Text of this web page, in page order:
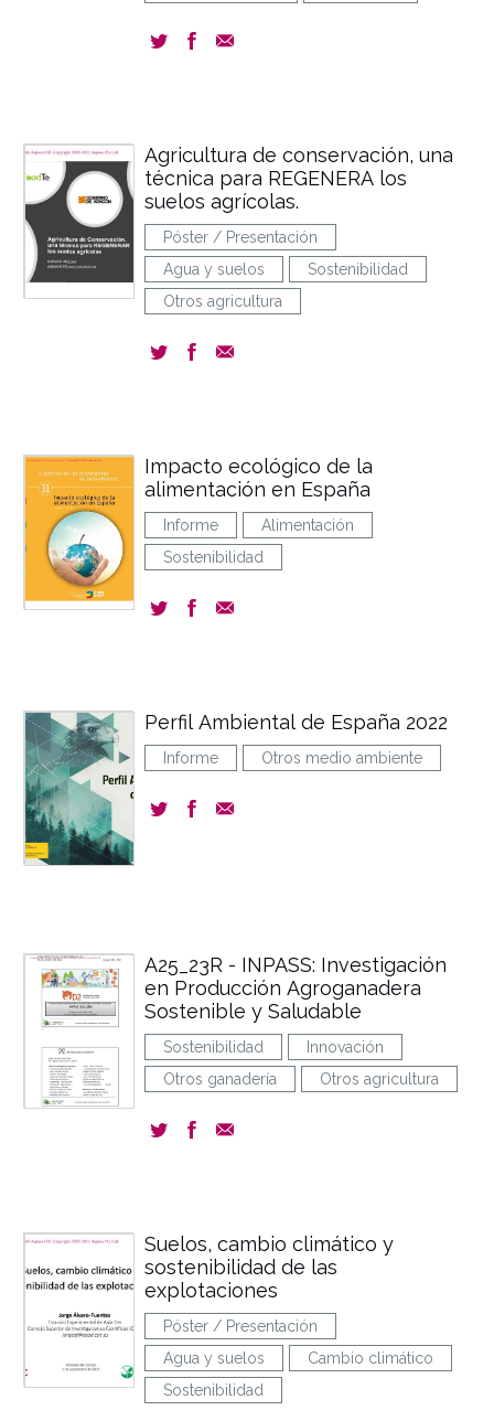
Agricultura de conservación, una
técnica para REGENERA los
suelos agrícolas.
Póster / Presentación
Agua y suelos
Sostenibilidad
Otros agricultura
Impacto ecológico de la
alimentación en España
Informe
Alimentación
Sostenibilidad
Perfil Ambiental de España 2022
Informe Otros medio ambiente
A25_23R - INPASS: Investigación
en Producción Agroganadera
Sostenible y Saludable
Sostenibilidad
Innovación
Otros ganadería
Otros agricultura
Suelos, cambio climático y
sostenibilidad de las
explotaciones
Póster / Presentación
Agua y suelos
Cambio climático
Sostenibilidad